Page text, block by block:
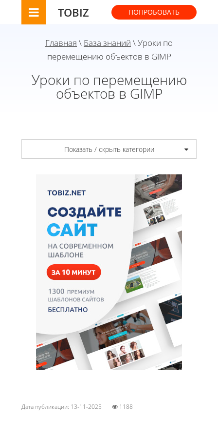
TOBIZ ПОПРОБОВАТЬ
Главная \ База знаний \ Уроки по
перемещению объектов в GIMP
Уроки по перемещению
объектов в GIMP
Показать / скрыть категории
Дата публикации: 13-11-2025 1188